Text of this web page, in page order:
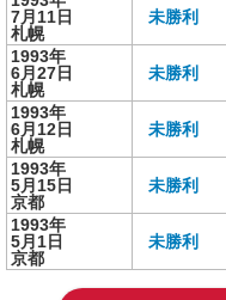
7月11日
札幌
未勝利
1993年
6月27日
札幌
未勝利
1993年
6月12日
札幌
未勝利
1993年
5月15日
京都
未勝利
1993年
5月1日
京都
未勝利